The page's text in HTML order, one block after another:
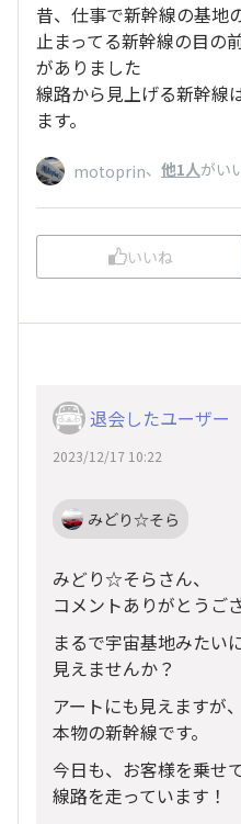
昔、仕事で新幹線の基地
止まってる新幹線の目の
がありました
線路から見上げる新幹線
ます。
motoprin、 他1人がい
いいね
退会したユーザー
2023/12/17 10:22
みどり☆そら
みどり☆そらさん、
コメントありがとうご
まるで宇宙基地みたい
見えませんか？
アートにも見えますが、
本物の新幹線です。
今日も、お客様を乗せ
線路を走っています！